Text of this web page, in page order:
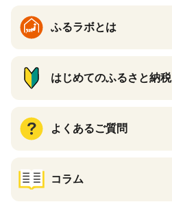
ギフト ふるさと納税 ）
ふるラボとは
はじめてのふるさと納税
よくあるご質問
コラム